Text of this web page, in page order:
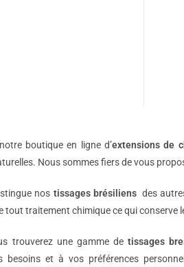
boutique en ligne d’extensions de
Nous sommes fiers de vous
nos tissages brésiliensdes
tout traitement chimique ce qui conserve
trouverez une gamme detissages
besoins et à vos préférences